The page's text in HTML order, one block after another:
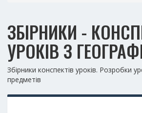
ЗБІРНИКИ -
УРОКІВ З
Збірники конспектів уроків. Розробки
предметів